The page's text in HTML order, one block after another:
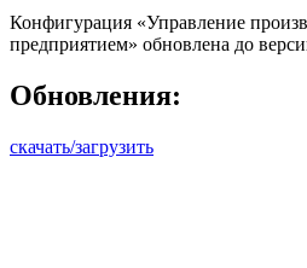
Конфигурация «Управление
предприятием» обновлена до
Обновления:
скачать/загрузить